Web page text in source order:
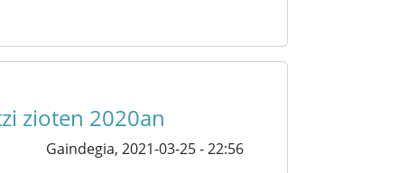
zioten 2020an
Gaindegia, 2021-03-25 - 22:56